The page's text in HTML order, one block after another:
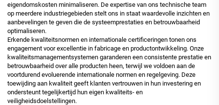
eigendomskosten minimaliseren. De expertise van ons technische team
op meerdere industriegebieden stelt ons in staat waardevolle inzichten en
aanbevelingen te geven die de systeemprestaties en betrouwbaarheid
optimaliseren.
Erkende kwaliteitsnormen en internationale certificeringen tonen ons
engagement voor excellentie in fabricage en productontwikkeling. Onze
kwaliteitsmanagementsystemen garanderen een consistente prestatie en
betrouwbaarheid over alle producten heen, terwijl we voldoen aan de
voortdurend evoluerende internationale normen en regelgeving. Deze
toewijding aan kwaliteit geeft klanten vertrouwen in hun investering en
ondersteunt tegelijkertijd hun eigen kwaliteits- en
veiligheidsdoelstellingen.